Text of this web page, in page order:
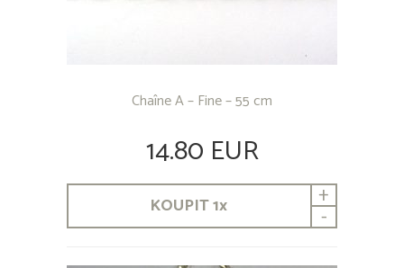
Chaîne A – Fine – 55 cm
14.80 EUR
KOUPIT1x +
-